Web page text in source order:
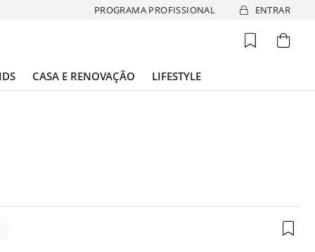
PROGRAMA PROFISSIONAL ENTRAR
CASA E RENOVAÇÃO LIFESTYLE